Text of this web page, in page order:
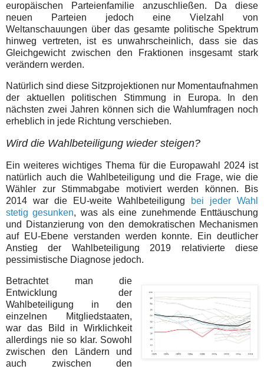
europäischen Parteienfamilie anzuschließen. Da diese
neuen Parteien jedoch eine Vielzahl von
Weltanschauungen über das gesamte politische Spektrum
hinweg vertreten, ist es unwahrscheinlich, dass sie das
Gleichgewicht zwischen den Fraktionen insgesamt stark
verändern werden.
Natürlich sind diese Sitzprojektionen nur Momentaufnahmen
der aktuellen politischen Stimmung in Europa. In den
nächsten zwei Jahren können sich die Wahlumfragen noch
erheblich in jede Richtung verschieben.
Wird die Wahlbeteiligung wieder steigen?
Ein weiteres wichtiges Thema für die Europawahl 2024 ist
natürlich auch die Wahlbeteiligung und die Frage, wie die
Wähler zur Stimmabgabe motiviert werden können. Bis
2014 war die EU-weite Wahlbeteiligung
bei jeder Wahl
stetig gesunken, was als eine zunehmende Enttäuschung
und Distanzierung von den demokratischen Mechanismen
auf EU-Ebene verstanden werden konnte. Ein deutlicher
Anstieg der Wahlbeteiligung 2019 relativierte diese
pessimistische Diagnose jedoch.
Betrachtet man die
Entwicklung der
Wahlbeteiligung in den
einzelnen Mitgliedstaaten,
war das Bild in Wirklichkeit
allerdings nie so klar. Sowohl
zwischen den Ländern und
auch zwischen den